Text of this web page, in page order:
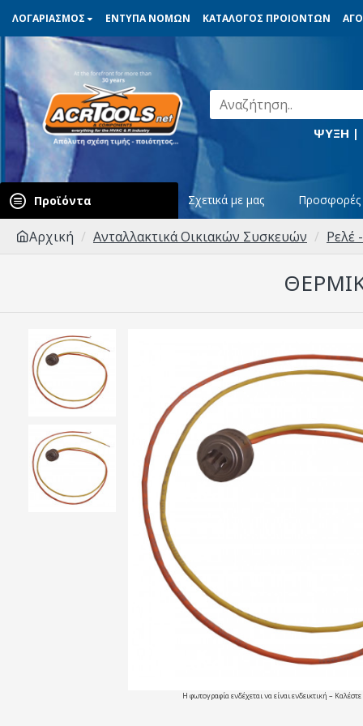
ΛΟΓΑΡΙΑΣΜΟΣ ΕΝΤΥΠΑ ΝΟΜΩΝ ΚΑΤΑΛΟΓΟΣ ΠΡΟΙΟΝΤΩΝ
ΨΥΞΗ |
Προϊόντα Σχετικά με μας Προσφορές
Αρχική Ανταλλακτικά Οικιακών Συσκευών Ρελέ
Η φωτογραφία ενδέχεται να είναι ενδεικτική –